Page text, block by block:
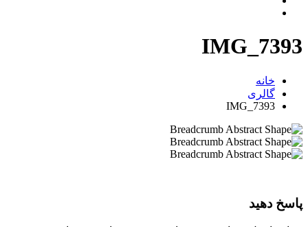
IMG_7393
خانه
گالری
IMG_7393
پاسخ دهید